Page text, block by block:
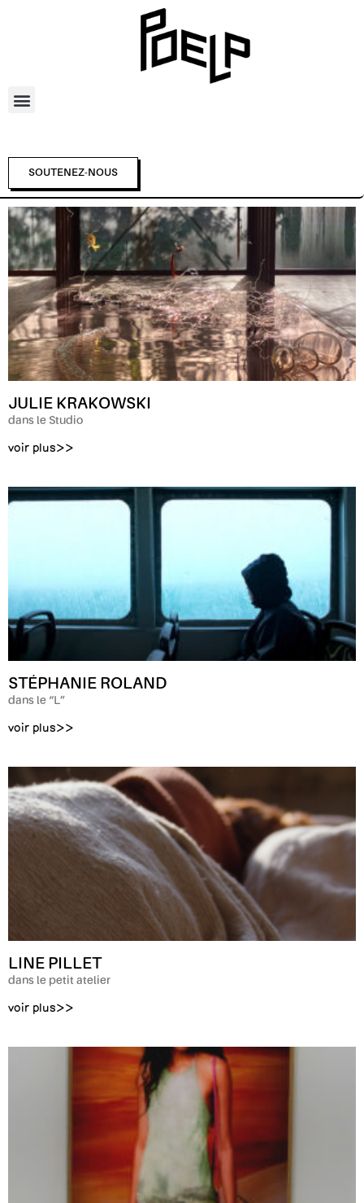
SOUTENEZ-NOUS
JULIE KRAKOWSKI
dans le Studio
voir plus>>
STÉPHANIE ROLAND
dans le “L”
voir plus>>
LINE PILLET
dans le petit atelier
voir plus>>